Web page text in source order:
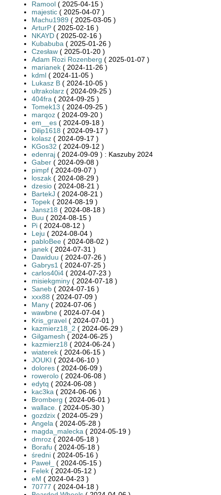
Ramool ( 2025-04-15 )
majestic ( 2025-04-07 )
Machu1989 ( 2025-03-05 )
ArturP ( 2025-02-16 )
NKAYD ( 2025-02-16 )
Kubabuba ( 2025-01-26 )
Czesław ( 2025-01-20 )
Adam Rozi Rozenberg ( 2025-01-07 )
marianek ( 2024-11-26 )
kdml ( 2024-11-05 )
Lukasz B ( 2024-10-05 )
ultrakolarz ( 2024-09-25 )
404fra ( 2024-09-25 )
Tomek13 ( 2024-09-25 )
marqoz ( 2024-09-20 )
em__es ( 2024-09-18 )
Dilip1618 ( 2024-09-17 )
kolasz ( 2024-09-17 )
KGos32 ( 2024-09-12 )
edenraj ( 2024-09-09 ) : Kaszuby 2024
Gaber ( 2024-09-08 )
pimpf ( 2024-09-07 )
loszak ( 2024-08-29 )
dzesio ( 2024-08-21 )
BartekJ ( 2024-08-21 )
Topek ( 2024-08-19 )
Jansz18 ( 2024-08-18 )
Buu ( 2024-08-15 )
Pi ( 2024-08-12 )
Leju ( 2024-08-04 )
pabloBee ( 2024-08-02 )
janek ( 2024-07-31 )
Dawiduu ( 2024-07-26 )
Gabrys1 ( 2024-07-25 )
carlos40i4 ( 2024-07-23 )
misiekgminy ( 2024-07-18 )
Saneb ( 2024-07-16 )
xxx88 ( 2024-07-09 )
Many ( 2024-07-06 )
wawbne ( 2024-07-04 )
Kris_gravel ( 2024-07-01 )
kazmierz18_2 ( 2024-06-29 )
Gilgamesh ( 2024-06-25 )
kazmierz18 ( 2024-06-24 )
wiaterek ( 2024-06-15 )
JOUKI ( 2024-06-10 )
dolores ( 2024-06-09 )
rowerolo ( 2024-06-08 )
edytq ( 2024-06-08 )
kac3ka ( 2024-06-06 )
Bromberg ( 2024-06-01 )
wallace. ( 2024-05-30 )
gozdzix ( 2024-05-29 )
Angela ( 2024-05-28 )
magda_malecka ( 2024-05-19 )
dmroz ( 2024-05-18 )
Borafu ( 2024-05-18 )
średni ( 2024-05-16 )
Paweł_
( 2024-05-15 )
Felek ( 2024-05-12 )
eM ( 2024-04-23 )
70777 ( 2024-04-18 )